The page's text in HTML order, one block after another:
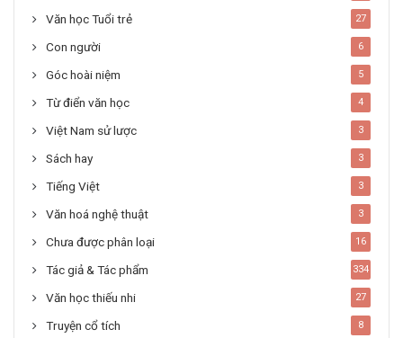
Văn học Tuổi trẻ 27
Con người 6
Góc hoài niệm 5
Từ điển văn học 4
Việt Nam sử lược 3
Sách hay 3
Tiếng Việt 3
Văn hoá nghệ thuật 3
Chưa được phân loại 16
Tác giả & Tác phẩm 334
Văn học thiếu nhi 27
Truyện cổ tích 8